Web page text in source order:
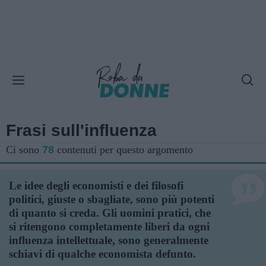
Frasi sull'influenza
Ci sono 78 contenuti per questo argomento
Le idee degli economisti e dei filosofi
politici, giuste o sbagliate, sono più potenti
di quanto si creda. Gli uomini pratici, che
si ritengono completamente liberi da ogni
influenza intellettuale, sono generalmente
schiavi di qualche economista defunto.